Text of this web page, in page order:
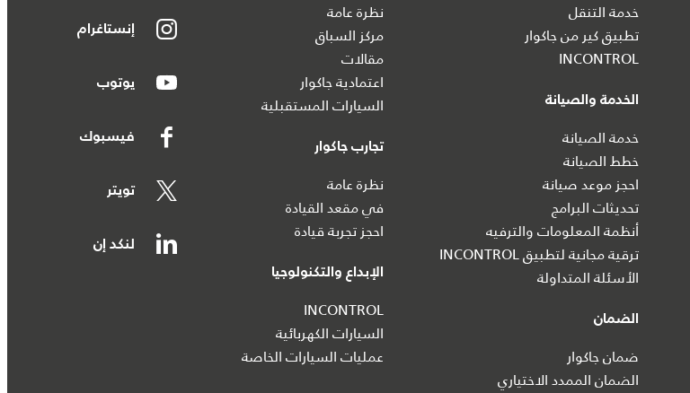
خدمة التنقل
تطبيق كير من جاكوار
INCONTROL
الخدمة والصيانة
خدمة الصيانة
خطط الصيانة
احجز موعد صيانة
تحديثات البرامج
أنظمة المعلومات والترفيه
ترقية مجانية لتطبيق INCONTROL
الأسئلة المتداولة
الضمان
ضمان جاكوار
الضمان الممدد الاختياري
نظرة عامة
مركز السباق
مقالات
اعتمادية جاكوار
السيارات المستقبلية
تجارب جاكوار
نظرة عامة
في مقعد القيادة
احجز تجربة قيادة
الإبداع والتكنولوجيا
INCONTROL
السيارات الكهربائية
عمليات السيارات الخاصة
إنستاغرام
يوتوب
فيسبوك
تويتر
لنكد إن